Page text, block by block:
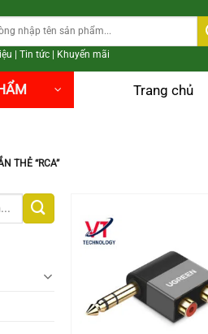
Tin tức| Khuyến mãi
Trang chủ
THẺ “RCA”